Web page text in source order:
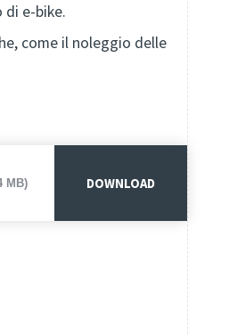
e-bike.
come il noleggio delle
MB) DOWNLOAD